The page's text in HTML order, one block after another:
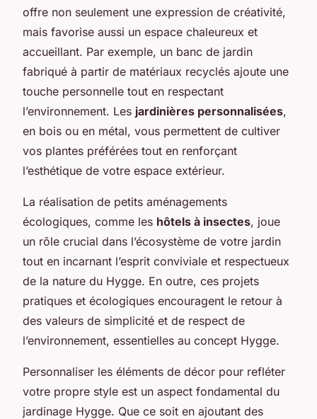
offre non seulement une expression de créativité,
mais favorise aussi un espace chaleureux et
accueillant. Par exemple, un banc de jardin
fabriqué à partir de matériaux recyclés ajoute une
touche personnelle tout en respectant
l’environnement. Les jardinières personnalisées,
en bois ou en métal, vous permettent de cultiver
vos plantes préférées tout en renforçant
l’esthétique de votre espace extérieur.
La réalisation de petits aménagements
écologiques, comme les hôtels à insectes, joue
un rôle crucial dans l’écosystème de votre jardin
tout en incarnant l’esprit conviviale et respectueux
de la nature du Hygge. En outre, ces projets
pratiques et écologiques encouragent le retour à
des valeurs de simplicité et de respect de
l’environnement, essentielles au concept Hygge.
Personnaliser les éléments de décor pour refléter
votre propre style est un aspect fondamental du
jardinage Hygge. Que ce soit en ajoutant des